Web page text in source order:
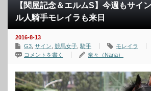
【関屋記念＆エルムS】今週もサイ
ル人騎手モレイラも来日
2016-8-13
G3 サイン 競馬女子 騎手
モレイラ
コメントを書く
奈々（Nana）